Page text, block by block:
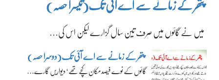
میں نے گائوں میں صرف تین سال گزارے لیکن اس کی…
پتھر کے زمانے سے اے آئی تک(دوسرا حصہ)
گائوں کے نوے فیصد مکان کچے تھے‘ دیواریں گارے…